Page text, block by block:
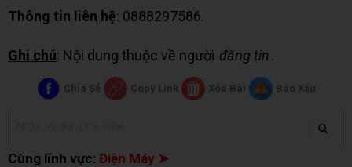
Thông tin liên hệ: 0888297586.
Ghi chú: Nội dung thuộc về người đăng tin.
Chia Sẻ Copy Link Xóa Bài Báo Xấu
Cùng lĩnh vực: Điện Máy ➤